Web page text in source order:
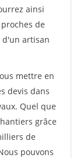
ainsi
de
artisan
mettre en
devis dans
Quel que
grâce
de
pouvons